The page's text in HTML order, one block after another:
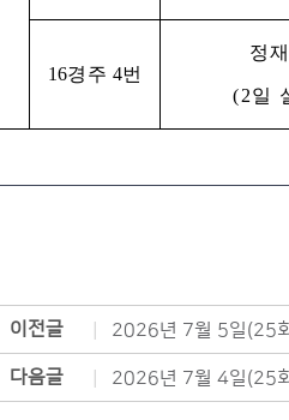
16경주 4번
정
(2일
이전글 2026년 7월 5일(25
다음글 2026년 7월 4일(25